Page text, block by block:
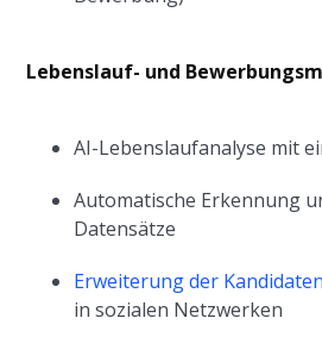
Lebenslauf- und
AI-Lebenslaufanalyse mit
Automatische Erkennung
Datensätze
Erweiterung der
in sozialen Netzwerken